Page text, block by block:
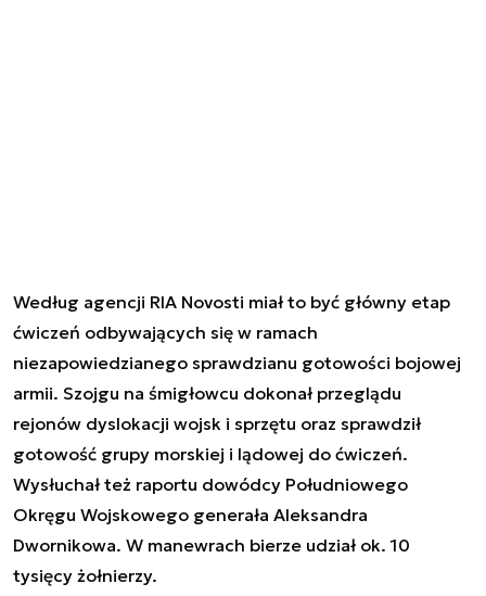
Według agencji RIA Novosti miał to być główny etap
ćwiczeń odbywających się w ramach
niezapowiedzianego sprawdzianu gotowości bojowej
armii. Szojgu na śmigłowcu dokonał przeglądu
rejonów dyslokacji wojsk i sprzętu oraz sprawdził
gotowość grupy morskiej i lądowej do ćwiczeń.
Wysłuchał też raportu dowódcy Południowego
Okręgu Wojskowego generała Aleksandra
Dwornikowa. W manewrach bierze udział ok. 10
tysięcy żołnierzy.